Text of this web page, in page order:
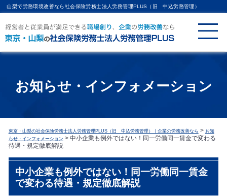
山梨で労務環境改善なら社会保険労務士法人労務管理PLUS（旧 中込労務管理）
お知らせ・インフォメーション
東京・山梨の社会保険労務士法人労務管理PLUS（旧 中込労務管理）｜企業の労務改善なら > お知
らせ・インフォメーション > 中小企業も例外ではない！同一労働同一賃金で変わる
待遇・規定徹底解説
中小企業も例外ではない！同一労働同一賃金
で変わる待遇・規定徹底解説